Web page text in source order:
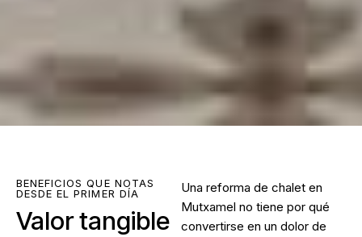
BENEFICIOS QUE NOTAS
DESDE EL PRIMER DÍA
Valor tangible
Una reforma de chalet en
Mutxamel no tiene por qué
convertirse en un dolor de